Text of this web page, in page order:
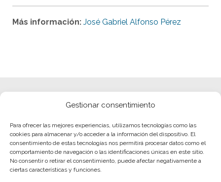
Gestionar consentimiento
Para ofrecer las mejores experiencias, utilizamos tecnologías como las
cookies para almacenar y/o acceder a la información del dispositivo. El
consentimiento de estas tecnologías nos permitirá procesar datos como el
comportamiento de navegación o las identificaciones únicas en este sitio.
No consentir o retirar el consentimiento, puede afectar negativamente a
ciertas características y funciones.
Más información: José Gabriel Alfonso Pérez